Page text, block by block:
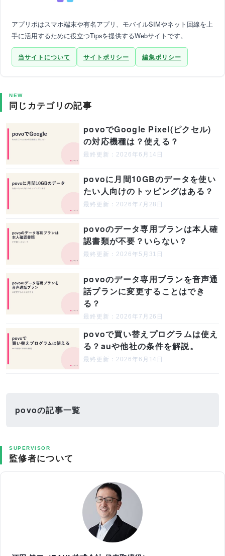
アプリポはスマホ端末や有名アプリ、モバイルSIMやネット回線を上
手に活用するために役立つTipsを提供するWebサイトです。
当サイトについて サイトポリシー 編集ポリシー
NEW
同じカテゴリの記事
povoでGoogle Pixel(ピクセル)
の対応機種は？使える？
最終更新：2026年6月14日
povoに月間10GBのデータを使い
たい人向けのトッピングはある？
最終更新：2026年7月28日
povoのデータ専用プランは本人確
認書類が不要？いらない？
最終更新：2026年5月31日
povoのデータ専用プランを音声通
話プランに変更することはでき
る？
最終更新：2026年7月26日
povoで買い替えプログラムは使え
る？auや他社の条件を解説。
最終更新：2026年6月14日
povoの記事一覧
SUPERVISOR
監修者について